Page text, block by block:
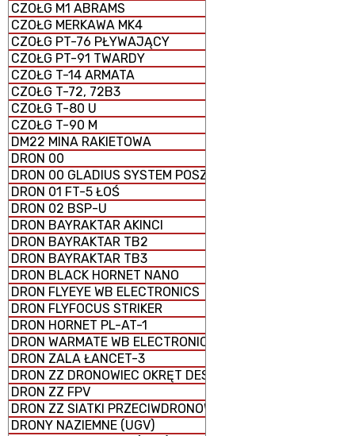
CZOŁG M1 ABRAMS
CZOŁG MERKAWA MK4
CZOŁG PT-76 PŁYWAJĄCY
CZOŁG PT-91 TWARDY
CZOŁG T-14 ARMATA
CZOŁG T-72, 72B3
CZOŁG T-80 U
CZOŁG T-90 M
DM22 MINA RAKIETOWA
DRON 00
DRON 00 GLADIUS SYSTEM POSZUKIWAWCZO-
DRON 01 FT-5 ŁOŚ
DRON 02 BSP-U
DRON BAYRAKTAR AKINCI
DRON BAYRAKTAR TB2
DRON BAYRAKTAR TB3
DRON BLACK HORNET NANO
DRON FLYEYE WB ELECTRONICS
DRON FLYFOCUS STRIKER
DRON HORNET PL-AT-1
DRON WARMATE WB ELECTRONICS
DRON ZALA ŁANCET-3
DRON ZZ DRONOWIEC OKRĘT DESANTOWY
DRON ZZ FPV
DRON ZZ SIATKI PRZECIWDRONOWE (antydronowe)
DRONY NAZIEMNE (UGV)